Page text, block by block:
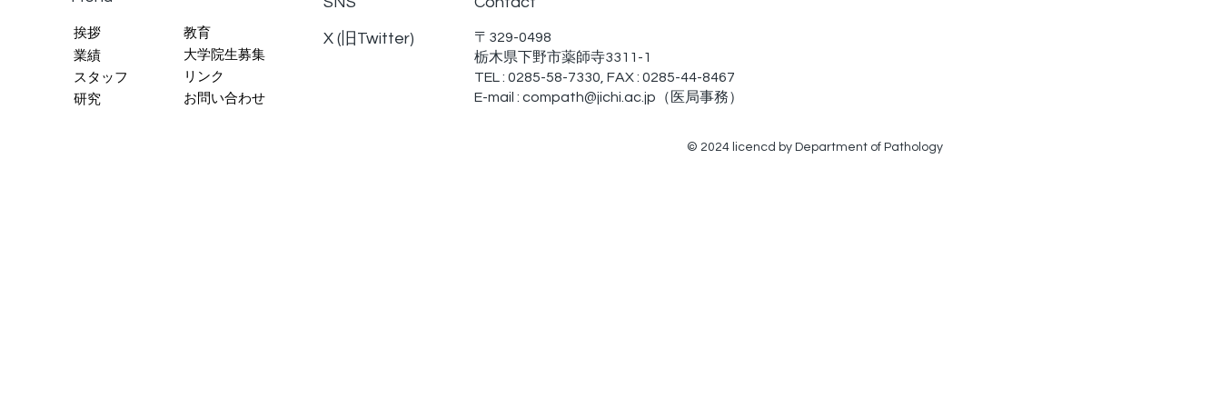
挨拶
業績
スタッフ
研究
教育
大学院生募集
リンク
お問い合わせ
X (旧Twitter)
〒329-0498
栃木県下野市薬師寺3311-1
TEL : 0285-58-7330, FAX : 0285-44-8467
E-mail :compath@jichi.ac.jp （医局事務）
© 2024 licencd by Department of Pathology